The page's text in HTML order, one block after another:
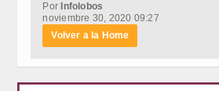
Por Infolobos
noviembre 30, 2020 09:27
Volver a la Home